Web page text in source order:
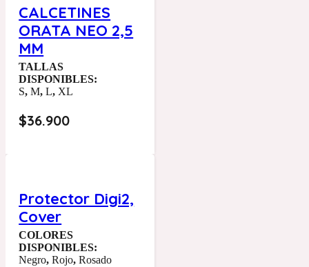
CALCETINES
ORATA NEO 2,5
MM
TALLAS
DISPONIBLES:
S,M,L, XL
$36.900
Protector Digi2,
Cover
COLORES
DISPONIBLES:
Negro,Rojo,Rosado